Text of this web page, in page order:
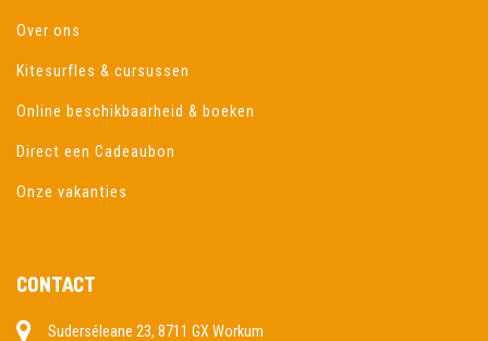
Over ons
Kitesurfles & cursussen
Online beschikbaarheid & boeken
Direct een Cadeaubon
Onze vakanties
CONTACT
Suderséleane 23, 8711 GX Workum